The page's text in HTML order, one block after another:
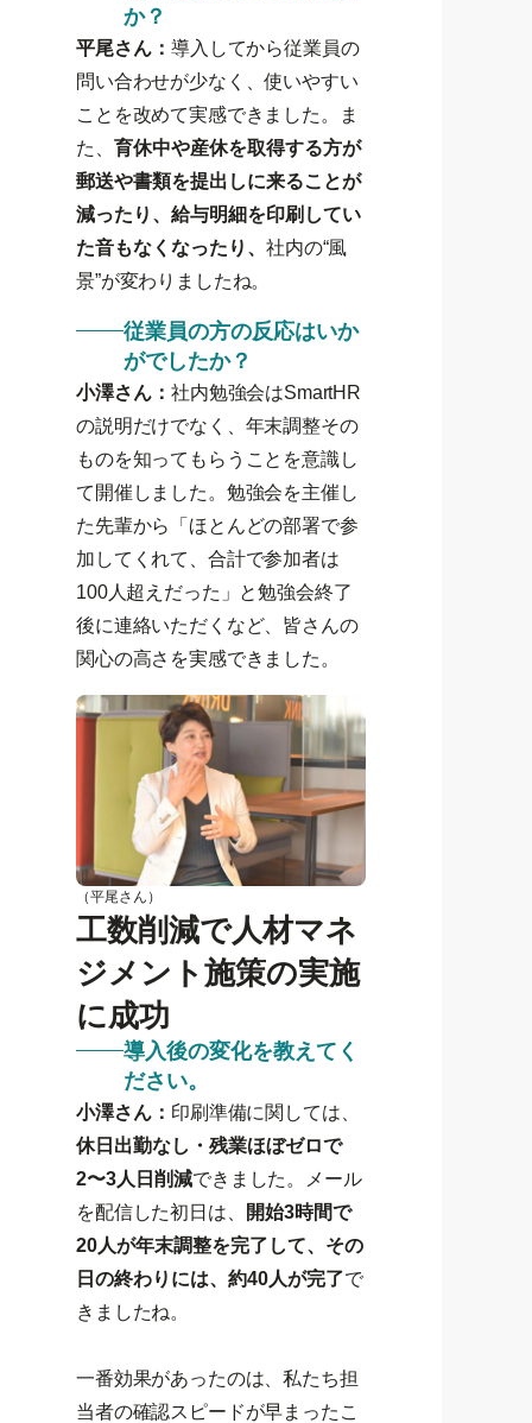
か？
平尾さん： 導入してから従業員の
問い合わせが少なく、使いやすい
ことを改めて実感できました。ま
た、 育休中や産休を取得する方が
郵送や書類を提出しに来ることが
減ったり、給与明細を印刷してい
た音もなくなったり、 社内の“風
景”が変わりましたね。
従業員の方の反応はいか
がでしたか？
小澤さん： 社内勉強会はSmartHR
の説明だけでなく、年末調整その
ものを知ってもらうことを意識し
て開催しました。勉強会を主催し
た先輩から「ほとんどの部署で参
加してくれて、合計で参加者は
100人超えだった」と勉強会終了
後に連絡いただくなど、皆さんの
関心の高さを実感できました。
（平尾さん）
工数削減で人材マネ
ジメント施策の実施
に成功
導入後の変化を教えてく
ださい。
小澤さん： 印刷準備に関しては、
休日出勤なし・残業ほぼゼロで
2〜3人日削減できました。メール
を配信した初日は、
開始3時間で
20人が年末調整を完了して、その
日の終わりには、約40人が完了で
きましたね。
一番効果があったのは、私たち担
当者の確認スピードが早まったこ